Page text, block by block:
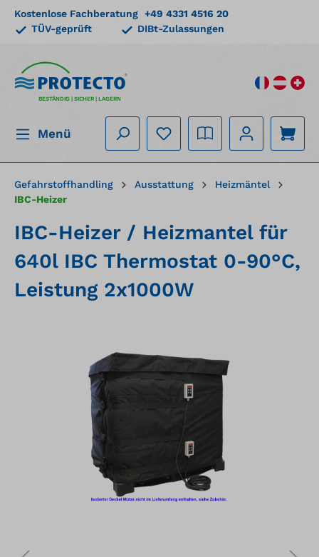
springen
Kostenlose Fachberatung +49 4331 4516 20
TÜV-geprüft
DIBt-Zulassungen
BESTÄNDIG | SICHER | LAGERN
Menü
Gefahrstoffhandling Ausstattung
Heizmäntel
IBC-Heizer
IBC-Heizer / Heizmantel für
640l IBC Thermostat 0-90°C,
Leistung 2x1000W
Bildergalerie überspringen